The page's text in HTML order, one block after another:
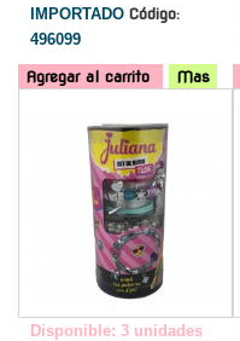
IMPORTADO Código:
496099
Agregar al carrito Mas
Disponible: 3 unidades